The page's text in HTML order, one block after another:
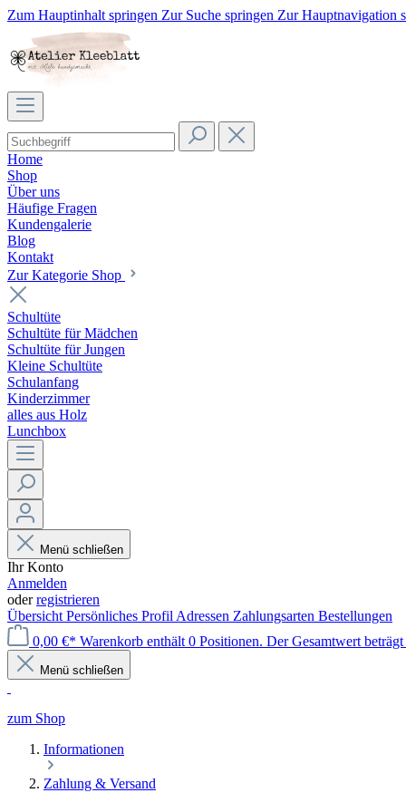
Zum Hauptinhalt springen Zur Suche springen Zur Hauptnavigation
Home
Shop
Über uns
Häufige Fragen
Kundengalerie
Blog
Kontakt
Zur Kategorie Shop
Schultüte
Schultüte für Mädchen
Schultüte für Jungen
Kleine Schultüte
Schulanfang
Kinderzimmer
alles aus Holz
Lunchbox
Menü schließen
Ihr Konto
Anmelden
oderregistrieren
Übersicht Persönliches Profil Adressen Zahlungsarten Bestellungen
0,00 €* Warenkorb enthält 0 Positionen. Der Gesamtwert
Menü schließen
zum Shop
Informationen
Zahlung & Versand